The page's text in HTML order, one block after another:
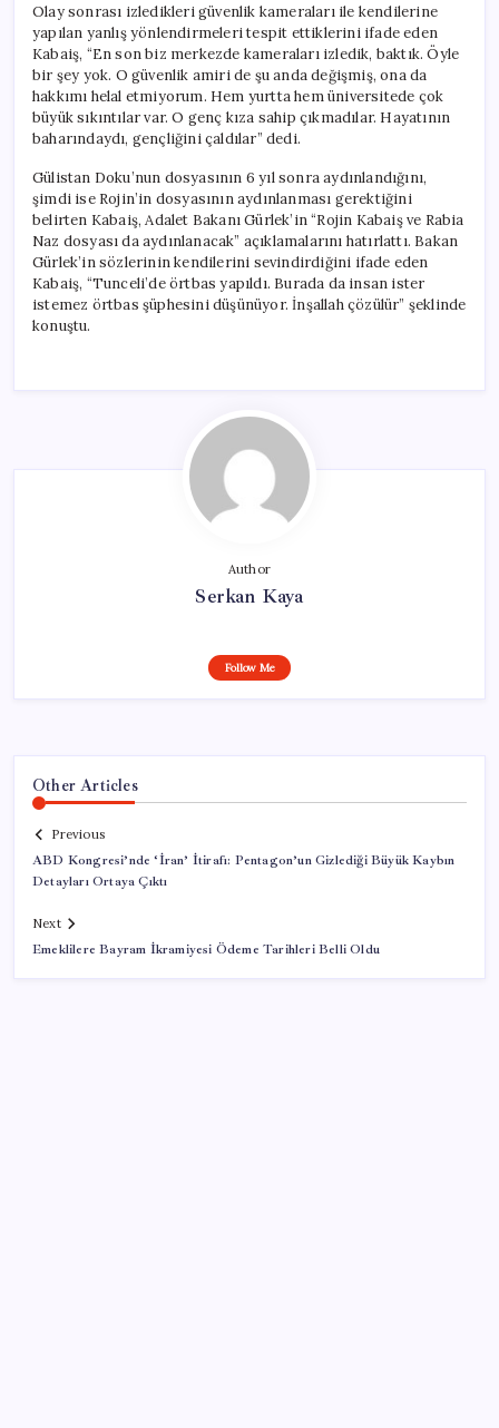
Olay sonrası izledikleri güvenlik kameraları ile kendilerine
yapılan yanlış yönlendirmeleri tespit ettiklerini ifade eden
Kabaiş, “En son biz merkezde kameraları izledik, baktık. Öyle
bir şey yok. O güvenlik amiri de şu anda değişmiş, ona da
hakkımı helal etmiyorum. Hem yurtta hem üniversitede çok
büyük sıkıntılar var. O genç kıza sahip çıkmadılar. Hayatının
baharındaydı, gençliğini çaldılar” dedi.
Gülistan Doku’nun dosyasının 6 yıl sonra aydınlandığını,
şimdi ise Rojin’in dosyasının aydınlanması gerektiğini
belirten Kabaiş, Adalet Bakanı Gürlek’in “Rojin Kabaiş ve Rabia
Naz dosyası da aydınlanacak” açıklamalarını hatırlattı. Bakan
Gürlek’in sözlerinin kendilerini sevindirdiğini ifade eden
Kabaiş, “Tunceli’de örtbas yapıldı. Burada da insan ister
istemez örtbas şüphesini düşünüyor. İnşallah çözülür” şeklinde
konuştu.
Author
Serkan Kaya
Follow Me
Other Articles
Previous
ABD Kongresi’nde ‘İran’ İtirafı: Pentagon’un Gizlediği Büyük Kaybın
Detayları Ortaya Çıktı
Next
Emeklilere Bayram İkramiyesi Ödeme Tarihleri Belli Oldu